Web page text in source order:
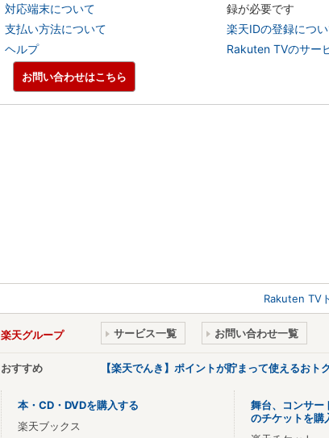
対応端末について
支払い方法について
ヘルプ
録が必要です
楽天IDの登録につ
Rakuten TVのサー
お問い合わせはこちら
Rakuten TV
楽天グループ サービス一覧 お問い合わせ一覧
おすすめ 【楽天でんき】ポイントが貯まって使えるおト
本・CD・DVDを購入する
楽天ブックス
舞台、コンサー
のチケットを購